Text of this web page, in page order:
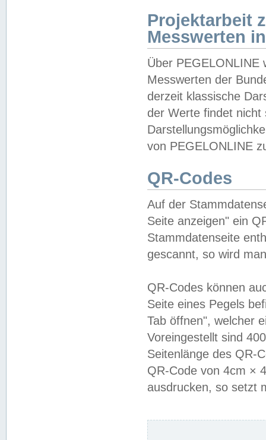
Projektarbeit
Messwerten
Über PEGELONLINE
Messwerten der
derzeit klassische
der Werte findet
von PEGELONLINE
QR-Codes
Auf der
Seite anzeigen" ein
Stammdatenseite
gescannt, so wird
QR-Codes können
Seite eines Pegels
Tab öffnen", welcher
Voreingestellt sind
Seitenlänge des QR-
QR-Code von 4cm ×
ausdrucken, so setzt